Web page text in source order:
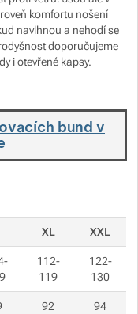
komfortu nošení
navlhnou a nehodí se
doporučujeme
i otevřené kapsy.
bund v
XL XXL
112-
119
122-
130
92 94